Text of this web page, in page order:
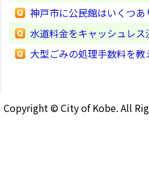
神戸市に公民館はいくつ
水道料金をキャッシュレ
大型ごみの処理手数料を教
Copyright © City of Kobe. All